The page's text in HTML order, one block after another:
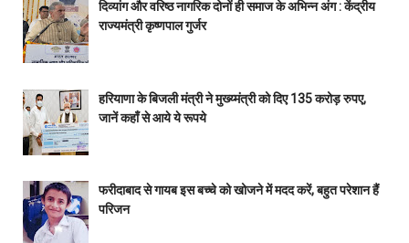
दिव्यांग और वरिष्ठ नागरिक दोनों ही समाज के अभिन्न अंग : केंद्रीय
राज्यमंत्री कृष्णपाल गुर्जर
हरियाणा के बिजली मंत्री ने मुख्य्मंत्री को दिए 135 करोड़ रुपए,
जानें कहाँ से आये ये रूपये
फरीदाबाद से गायब इस बच्चे को खोजने में मदद करें, बहुत परेशान हैं
परिजन